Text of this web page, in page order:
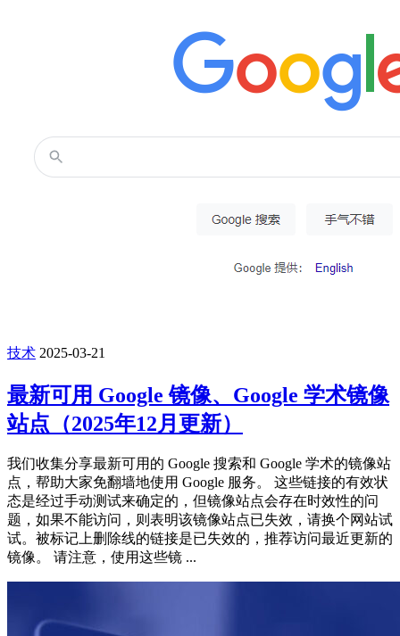
技术 2025-03-21
最新可用 Google 镜像、Google 学术镜像
站点（2025年12月更新）
我们收集分享最新可用的 Google 搜索和 Google 学术的镜像站
点，帮助大家免翻墙地使用 Google 服务。 这些链接的有效状
态是经过手动测试来确定的，但镜像站点会存在时效性的问
题，如果不能访问，则表明该镜像站点已失效，请换个网站试
试。被标记上删除线的链接是已失效的，推荐访问最近更新的
镜像。 请注意，使用这些镜 ...